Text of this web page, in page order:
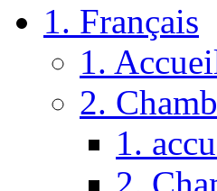
1. Français
1.
2.
1.
2.